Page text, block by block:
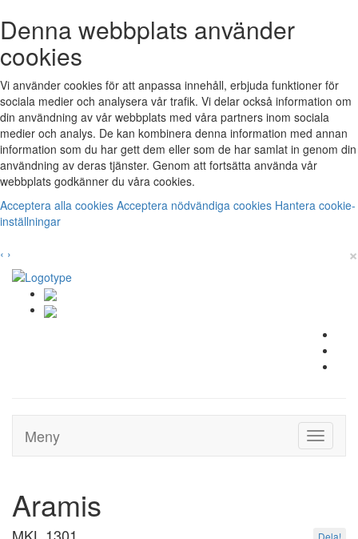
Denna webbplats använder
cookies
Vi använder cookies för att anpassa innehåll, erbjuda funktioner för
sociala medier och analysera vår trafik. Vi delar också information om
din användning av vår webbplats med våra partners inom sociala
medier och analys. De kan kombinera denna information med annan
information som du har gett dem eller som de har samlat in genom din
användning av deras tjänster. Genom att fortsätta använda vår
webbplats godkänner du våra cookies.
Acceptera alla cookies Acceptera nödvändiga cookies Hantera cookie-
inställningar
‹ › ×
Toggle
Meny
Aramis
MKL 1301 Dela!